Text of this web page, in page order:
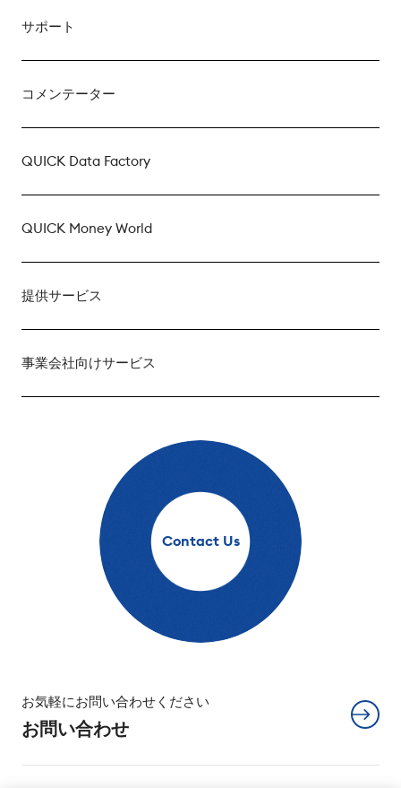
サポート
コメンテーター
QUICK Data Factory
QUICK Money World
提供サービス
事業会社向けサービス
Contact Us
お気軽にお問い合わせください
お問い合わせ